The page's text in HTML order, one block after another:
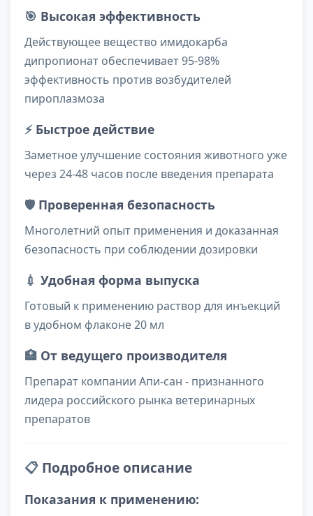
🎯 Высокая эффективность
Действующее вещество имидокарба
дипропионат обеспечивает 95-98%
эффективность против возбудителей
пироплазмоза
⚡ Быстрое действие
Заметное улучшение состояния животного уже
через 24-48 часов после введения препарата
🛡️ Проверенная безопасность
Многолетний опыт применения и доказанная
безопасность при соблюдении дозировки
💉 Удобная форма выпуска
Готовый к применению раствор для инъекций
в удобном флаконе 20 мл
🏥 От ведущего производителя
Препарат компании Апи-сан - признанного
лидера российского рынка ветеринарных
препаратов
📋 Подробное описание
Показания к применению: